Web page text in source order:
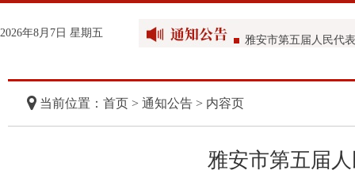
2026年8月7日 星期五
雅安市人民代表大会
雅安市第五届人民代
当前位置：首页 > 通知公告 > 内容页
雅安市第五届